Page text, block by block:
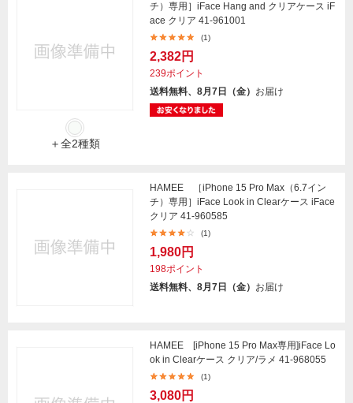
＋全2種類
チ）専用］iFace Hang and クリアケース iF
ace クリア 41-961001
(1)
2,382円
239ポイント
送料無料、8月7日（金） お届け
HAMEE ［iPhone 15 Pro Max（6.7イン
チ）専用］iFace Look in Clearケース iFace
クリア 41-960585
(1)
1,980円
198ポイント
送料無料、8月7日（金） お届け
HAMEE [iPhone 15 Pro Max専用]iFace Lo
ok in Clearケース クリア/ラメ 41-968055
(1)
3,080円